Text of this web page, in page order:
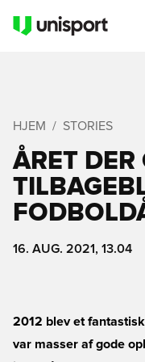
HJEM STORIES
ÅRET DER
16. AUG. 2021, 13.04
2012 blev et
var masser af gode